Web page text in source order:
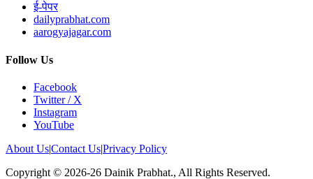
ई-पेपर
dailyprabhat.com
aarogyajagar.com
Follow Us
Facebook
Twitter / X
Instagram
YouTube
About Us|Contact Us|Privacy Policy
Copyright © 2026-26 Dainik Prabhat., All Rights Reserved.